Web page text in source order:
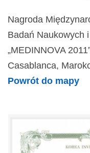
Nagroda
Badań Naukowych
„MEDINNOVA
Casablanca,
Powrót do mapy